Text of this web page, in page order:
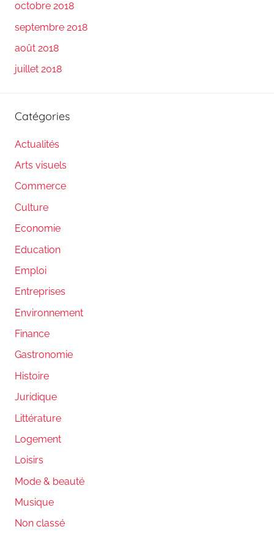
octobre 2018
septembre 2018
août 2018
juillet 2018
Catégories
Actualités
Arts visuels
Commerce
Culture
Economie
Education
Emploi
Entreprises
Environnement
Finance
Gastronomie
Histoire
Juridique
Littérature
Logement
Loisirs
Mode & beauté
Musique
Non classé